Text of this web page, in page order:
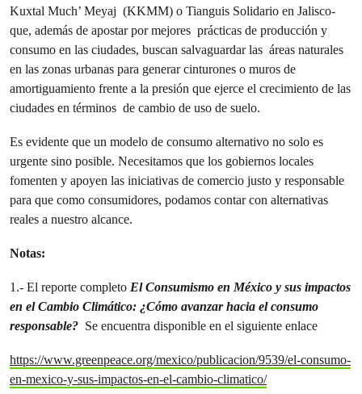
Kuxtal Much’ Meyaj (KKMM) o Tianguis Solidario en Jalisco-
que, además de apostar por mejores prácticas de producción y
consumo en las ciudades, buscan salvaguardar las áreas naturales
en las zonas urbanas para generar cinturones o muros de
amortiguamiento frente a la presión que ejerce el crecimiento de las
ciudades en términos de cambio de uso de suelo.
Es evidente que un modelo de consumo alternativo no solo es
urgente sino posible. Necesitamos que los gobiernos locales
fomenten y apoyen las iniciativas de comercio justo y responsable
para que como consumidores, podamos contar con alternativas
reales a nuestro alcance.
Notas:
1.- El reporte completo El Consumismo en México y sus impactos
en el Cambio Climático: ¿Cómo avanzar hacia el consumo
responsable? Se encuentra disponible en el siguiente enlace
https://www.greenpeace.org/mexico/publicacion/9539/el-consumo-
en-mexico-y-sus-impactos-en-el-cambio-climatico/